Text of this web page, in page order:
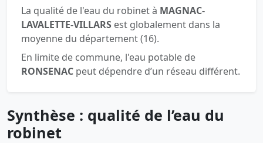
La qualité de l'eau du robinet à MAGNAC-
LAVALETTE-VILLARS est globalement dans la
moyenne du département (16).
En limite de commune, l'eau potable de
RONSENAC peut dépendre d’un réseau différent.
Synthèse : qualité de l’eau du
robinet